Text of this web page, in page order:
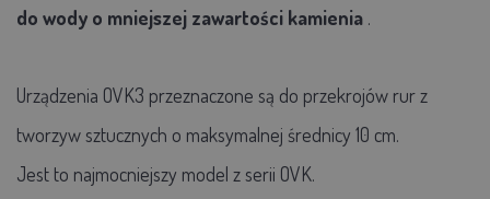
do wody o mniejszej zawartości kamienia .
Urządzenia OVK3 przeznaczone są do przekrojów rur z
tworzyw sztucznych o maksymalnej średnicy 10 cm.
Jest to najmocniejszy model z serii OVK.